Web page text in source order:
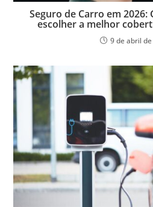
Seguro de Carro em
escolher a melhor
9 de abril